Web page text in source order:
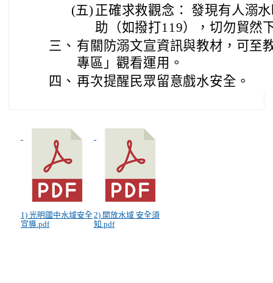
(五) 正確求救觀念： 發現有人溺
助（如撥打119），切勿貿然
三、 有關防溺文宣資訊與教材，可至
專區」觀看運用。
四、 再次提醒民眾留意戲水安全。
1) 光明國中水域安全
宣導.pdf
2) 開放水域 安全須
知.pdf